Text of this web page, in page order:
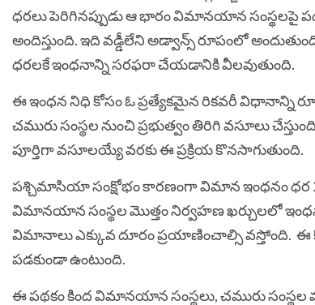
ధరలు పెరిగినప్పుడు ఆ భారం విమానయాన సంస్థలపై
అందిస్తుంది. ఇది వడ్డీలేని అడ్వాన్స్ రూపంలో
ధరలకే ఇంధనాన్ని సరఫరా చేయడానికి వీలవుతుంది.
ఈ ఇంధన నిధి కోసం ఓ ప్రత్యేకమైన రికవరీ విధానాన్ని
చమురు సంస్థల నుంచి ప్రభుత్వం తిరిగి వసూలు
పూర్తిగా వసూలయ్యే వరకు ఈ ప్రక్రియ కొనసాగుతుంది.
పశ్చిమాసియా సంక్షోభం కారణంగా విమాన ఇంధనం ధర
విమానయాన సంస్థల మొత్తం నిర్వహణ ఖర్చులలో
విమానాలు ఎక్కువ దూరం ప్రయాణించాల్సి వస్తోంది. ఈ
పడకుండా ఉంటుంది.
ఈ పథకం కింద విమానయాన సంస్థలు, చమురు సంస్థల